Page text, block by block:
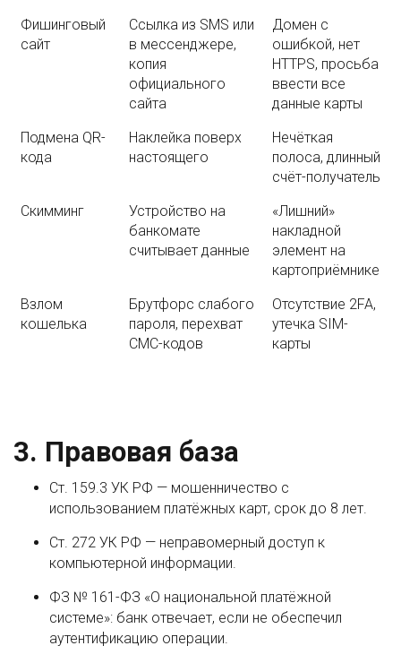
Фишинговый
сайт
Ссылка из SMS или
в мессенджере,
копия
официального
сайта
Домен с
ошибкой, нет
HTTPS, просьба
ввести все
данные карты
Подмена QR-
кода
Наклейка поверх
настоящего
Нечёткая
полоса, длинный
счёт-получатель
Скимминг
Устройство на
банкомате
считывает данные
«Лишний»
накладной
элемент на
картоприёмнике
Взлом
кошелька
Брутфорс слабого
пароля, перехват
СМС-кодов
Отсутствие 2FA,
утечка SIM-
карты
3. Правовая база
Ст. 159.3 УК РФ — мошенничество с
использованием платёжных карт, срок до 8 лет.
Ст. 272 УК РФ — неправомерный доступ к
компьютерной информации.
ФЗ № 161-ФЗ «О национальной платёжной
системе»: банк отвечает, если не обеспечил
аутентификацию операции.